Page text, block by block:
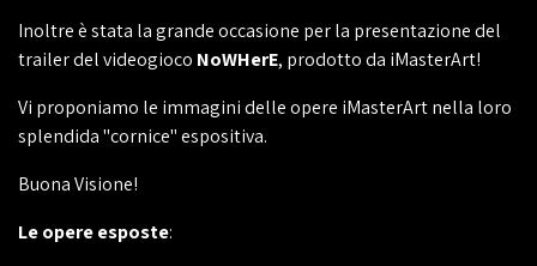
Inoltre è stata la grande occasione per la presentazione del
trailer del videogioco NoWHerE, prodotto da iMasterArt!
Vi proponiamo le immagini delle opere iMasterArt nella loro
splendida "cornice" espositiva.
Buona Visione!
Le opere esposte: